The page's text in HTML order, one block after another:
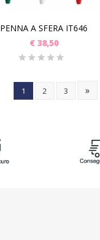
PENNA A SFERA IT646
€38,50
1 2 3 »